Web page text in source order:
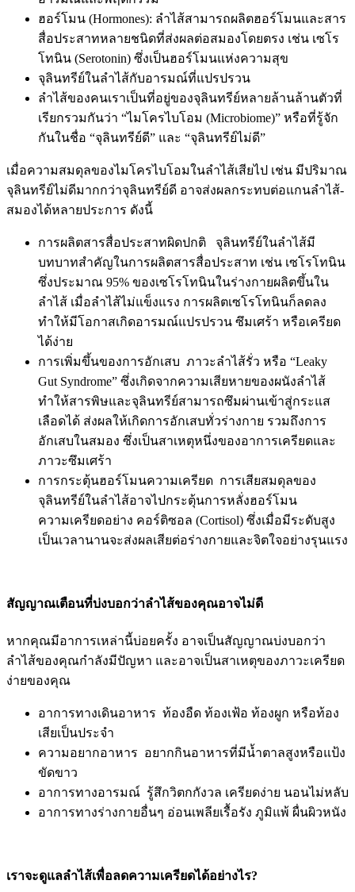
ฮอร์โมน (Hormones): ลำไส้สามารถผลิตฮอร์โมนและสาร
สื่อประสาทหลายชนิดที่ส่งผลต่อสมองโดยตรง เช่น เซโร
โทนิน (Serotonin) ซึ่งเป็นฮอร์โมนแห่งความสุข
จุลินทรีย์ในลำไส้กับอารมณ์ที่แปรปรวน
ลำไส้ของคนเราเป็นที่อยู่ของจุลินทรีย์หลายล้านล้านตัวที่
เรียกรวมกันว่า “ไมโครไบโอม (Microbiome)” หรือที่รู้จัก
กันในชื่อ “จุลินทรีย์ดี” และ “จุลินทรีย์ไม่ดี”
เมื่อความสมดุลของไมโครไบโอมในลำไส้เสียไป เช่น มีปริมาณ
จุลินทรีย์ไม่ดีมากกว่าจุลินทรีย์ดี อาจส่งผลกระทบต่อแกนลำไส้-
สมองได้หลายประการ ดังนี้
การผลิตสารสื่อประสาทผิดปกติ จุลินทรีย์ในลำไส้มี
บทบาทสำคัญในการผลิตสารสื่อประสาท เช่น เซโรโทนิน
ซึ่งประมาณ 95% ของเซโรโทนินในร่างกายผลิตขึ้นใน
ลำไส้ เมื่อลำไส้ไม่แข็งแรง การผลิตเซโรโทนินก็ลดลง
ทำให้มีโอกาสเกิดอารมณ์แปรปรวน ซึมเศร้า หรือเครียด
ได้ง่าย
การเพิ่มขึ้นของการอักเสบ ภาวะลำไส้รั่ว หรือ “Leaky
Gut Syndrome” ซึ่งเกิดจากความเสียหายของผนังลำไส้
ทำให้สารพิษและจุลินทรีย์สามารถซึมผ่านเข้าสู่กระแส
เลือดได้ ส่งผลให้เกิดการอักเสบทั่วร่างกาย รวมถึงการ
อักเสบในสมอง ซึ่งเป็นสาเหตุหนึ่งของอาการเครียดและ
ภาวะซึมเศร้า
การกระตุ้นฮอร์โมนความเครียด การเสียสมดุลของ
จุลินทรีย์ในลำไส้อาจไปกระตุ้นการหลั่งฮอร์โมน
ความเครียดอย่าง คอร์ติซอล (Cortisol) ซึ่งเมื่อมีระดับสูง
เป็นเวลานานจะส่งผลเสียต่อร่างกายและจิตใจอย่างรุนแรง
สัญญาณเตือนที่บ่งบอกว่าลำไส้ของคุณอาจไม่ดี
หากคุณมีอาการเหล่านี้บ่อยครั้ง อาจเป็นสัญญาณบ่งบอกว่า
ลำไส้ของคุณกำลังมีปัญหา และอาจเป็นสาเหตุของภาวะเครียด
ง่ายของคุณ
อาการทางเดินอาหาร ท้องอืด ท้องเฟ้อ ท้องผูก หรือท้อง
เสียเป็นประจำ
ความอยากอาหาร อยากกินอาหารที่มีน้ำตาลสูงหรือแป้ง
ขัดขาว
อาการทางอารมณ์ รู้สึกวิตกกังวล เครียดง่าย นอนไม่หลับ
อาการทางร่างกายอื่นๆ อ่อนเพลียเรื้อรัง ภูมิแพ้ ผื่นผิวหนัง
เราจะดูแลลำไส้เพื่อลดความเครียดได้อย่างไร?